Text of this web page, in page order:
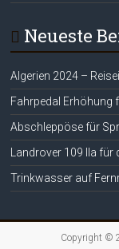
Neueste
Algerien 2024 –
Fahrpedal Erhöhung
Abschleppöse für
Landrover 109 IIa für
Trinkwasser auf
Copyright ©